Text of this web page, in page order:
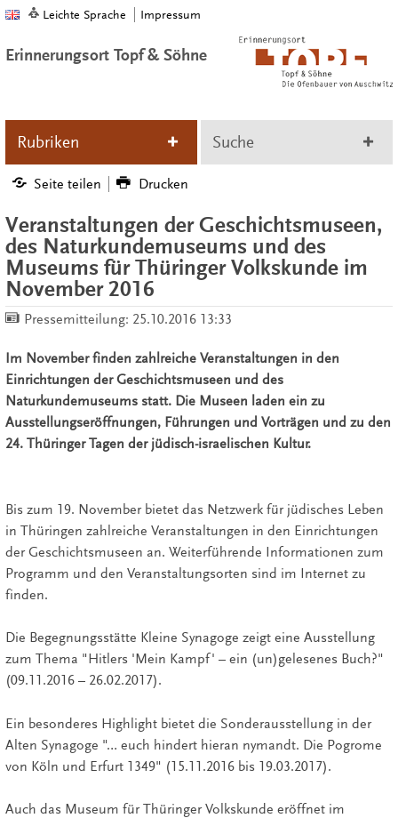
Leichte Sprache Impressum
Erinnerungsort Topf & Söhne
Rubriken Suche
Seite teilen Drucken
Veranstaltungen der Geschichtsmuseen,
des Naturkundemuseums und des
Museums für Thüringer Volkskunde im
November 2016
Pressemitteilung: 25.10.2016 13:33
Im November finden zahlreiche Veranstaltungen in den
Einrichtungen der Geschichtsmuseen und des
Naturkundemuseums statt. Die Museen laden ein zu
Ausstellungseröffnungen, Führungen und Vorträgen und zu den
24. Thüringer Tagen der jüdisch-israelischen Kultur.
Bis zum 19. November bietet das Netzwerk für jüdisches Leben
in Thüringen zahlreiche Veranstaltungen in den Einrichtungen
der Geschichtsmuseen an. Weiterführende Informationen zum
Programm und den Veranstaltungsorten sind im Internet zu
finden.
Die Begegnungsstätte Kleine Synagoge zeigt eine Ausstellung
zum Thema "Hitlers 'Mein Kampf' – ein (un)gelesenes Buch?"
(09.11.2016 – 26.02.2017).
Ein besonderes Highlight bietet die Sonderausstellung in der
Alten Synagoge "… euch hindert hieran nymandt. Die Pogrome
von Köln und Erfurt 1349" (15.11.2016 bis 19.03.2017).
Auch das Museum für Thüringer Volkskunde eröffnet im